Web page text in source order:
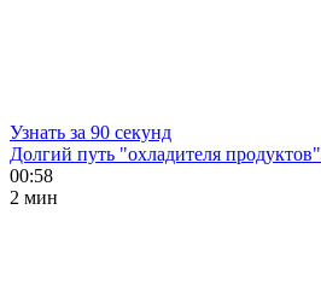
Узнать за 90 секунд
Долгий путь "охладителя продуктов"
00:58
2 мин